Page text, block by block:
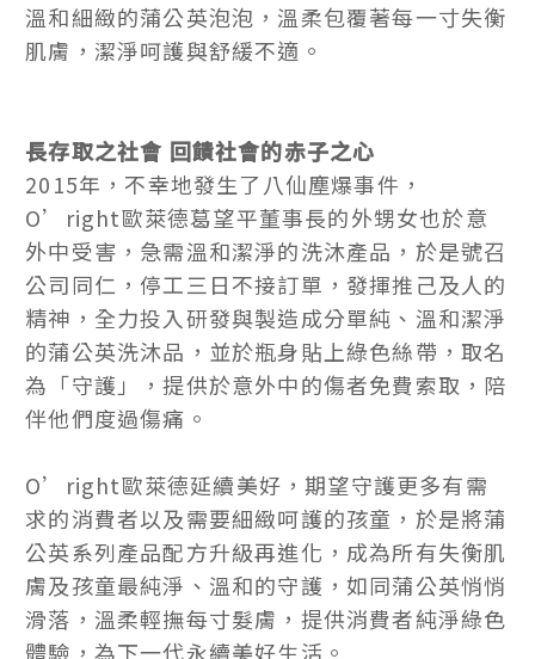
溫和細緻的蒲公英泡泡，溫柔包覆著每一寸失衡
肌膚，潔淨呵護與舒緩不適。
長存取之社會 回饋社會的赤子之心
2015年，不幸地發生了八仙塵爆事件，
O’right歐萊德葛望平董事長的外甥女也於意
外中受害，急需溫和潔淨的洗沐產品，於是號召
公司同仁，停工三日不接訂單，發揮推己及人的
精神，全力投入研發與製造成分單純、溫和潔淨
的蒲公英洗沐品，並於瓶身貼上綠色絲帶，取名
為「守護」，提供於意外中的傷者免費索取，陪
伴他們度過傷痛。
O’right歐萊德延續美好，期望守護更多有需
求的消費者以及需要細緻呵護的孩童，於是將蒲
公英系列產品配方升級再進化，成為所有失衡肌
膚及孩童最純淨、溫和的守護，如同蒲公英悄悄
滑落，溫柔輕撫每寸髮膚，提供消費者純淨綠色
體驗，為下一代永續美好生活。